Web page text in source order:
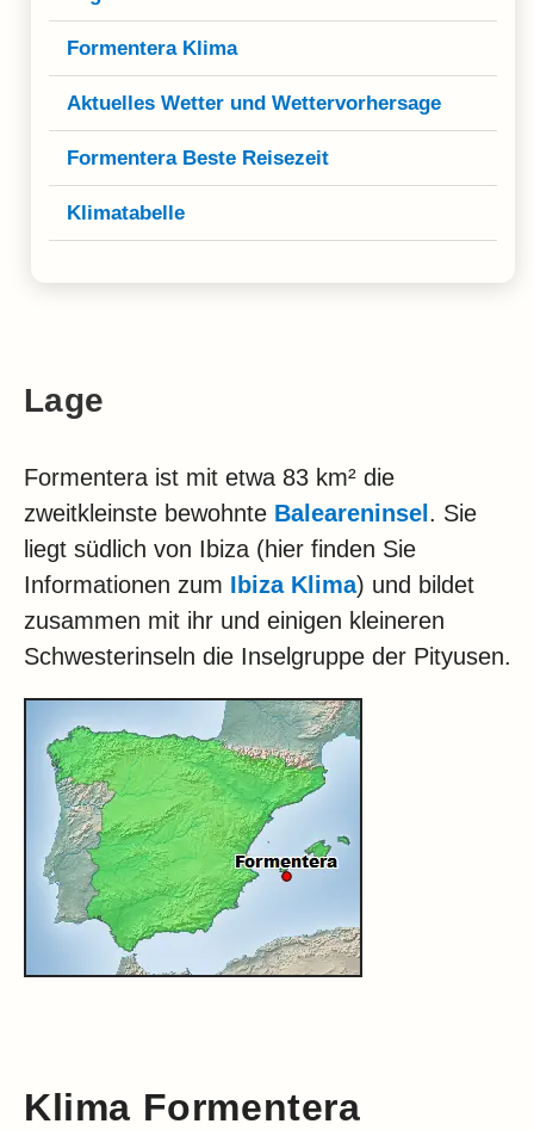
Impressum & Datenschutz
Formentera Klima
Aktuelles Wetter und Wettervorhersage
Formentera Beste Reisezeit
Klimatabelle
Lage
Formentera ist mit etwa 83 km² die
zweitkleinste bewohnte Baleareninsel . Sie
liegt südlich von Ibiza (hier finden Sie
Informationen zum Ibiza Klima) und bildet
zusammen mit ihr und einigen kleineren
Schwesterinseln die Inselgruppe der Pityusen.
Klima Formentera